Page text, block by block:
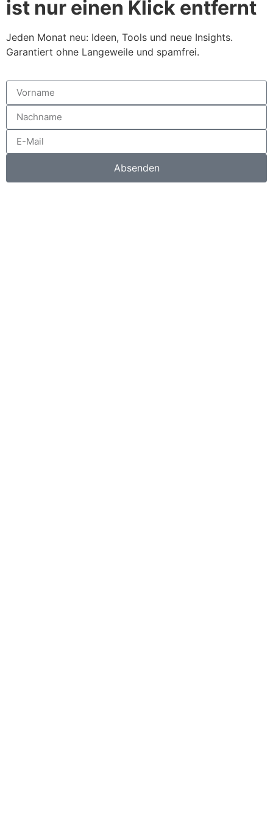
ist nur einen Klick entfernt
Jeden Monat neu: Ideen, Tools und neue Insights.
Garantiert ohne Langeweile und spamfrei.
Absenden